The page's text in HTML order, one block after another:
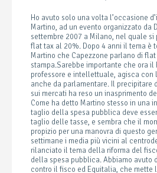
Ho avuto solo una volta l’occasione
Martino, ad un evento organizzato da
settembre 2007 a Milano, nel quale si
flat tax al 20%. Dopo 4 anni il tema è
Martino che Capezzone parlano di
stampa.Sarebbe importante che ora il
professore e intellettuale, agisca con
anche da parlamentare. Il precipitare
sui mercati ha reso un inasprimento
Come ha detto Martino stesso in una
taglio della spesa pubblica deve
taglio delle tasse, e sembra che il
propizio per una manovra di questo
settimane i media più vicini al
rilanciato il tema della riforma del
della spesa pubblica. Abbiamo avuto
contro il fisco ed Equitalia, che mette